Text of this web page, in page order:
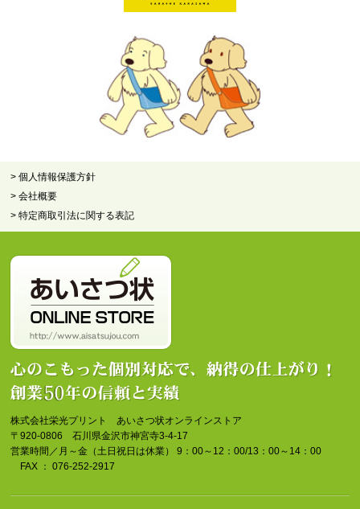
> 個人情報保護方針
> 会社概要
> 特定商取引法に関する表記
株式会社栄光プリント あいさつ状オンラインストア
〒920-0806 石川県金沢市神宮寺3-4-17
営業時間／月～金（土日祝日は休業） 9：00～12：00/13：00～14：00
FAX ： 076-252-2917